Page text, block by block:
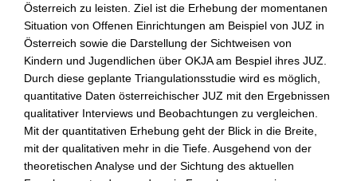
Österreich zu leisten. Ziel ist die Erhebung der momentanen
Situation von Offenen Einrichtungen am Beispiel von JUZ in
Österreich sowie die Darstellung der Sichtweisen von
Kindern und Jugendlichen über OKJA am Bespiel ihres JUZ.
Durch diese geplante Triangulationsstudie wird es möglich,
quantitative Daten österreichischer JUZ mit den Ergebnissen
qualitativer Interviews und Beobachtungen zu vergleichen.
Mit der quantitativen Erhebung geht der Blick in die Breite,
mit der qualitativen mehr in die Tiefe. Ausgehend von der
theoretischen Analyse und der Sichtung des aktuellen